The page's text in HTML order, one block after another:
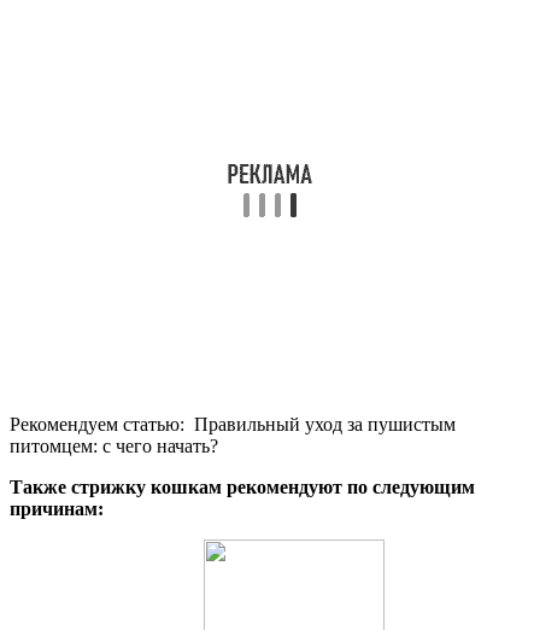
Рекомендуем статью: Правильный уход за пушистым
питомцем: с чего начать?
Также стрижку кошкам рекомендуют по следующим
причинам: